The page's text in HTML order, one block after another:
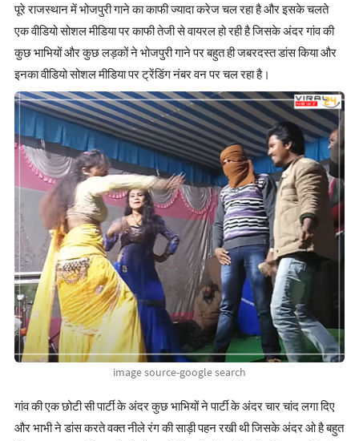
पूरे राजस्थान में भोजपुरी गाने का काफी ज्यादा करेज चल रहा है और इसके चलते
एक वीडियो सोशल मीडिया पर काफी तेजी से वायरल हो रही है जिसके अंदर गांव की
कुछ भाभियों और कुछ लड़कों ने भोजपुरी गाने पर बहुत ही जबरदस्त डांस किया और
इनका वीडियो सोशल मीडिया पर ट्रेंडिंग नंबर वन पर चल रहा है।
image source-google search
गांव की एक छोटी सी पार्टी के अंदर कुछ भाभियों ने पार्टी के अंदर चार चांद लगा दिए
और भाभी ने डांस करते वक्त नीले रंग की साड़ी पहन रखी थी जिसके अंदर ओ है बहुत